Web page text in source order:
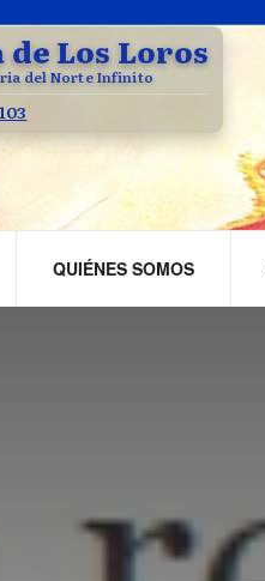
Los Loros
del Norte Infinito
QUIÉNES SOMOS